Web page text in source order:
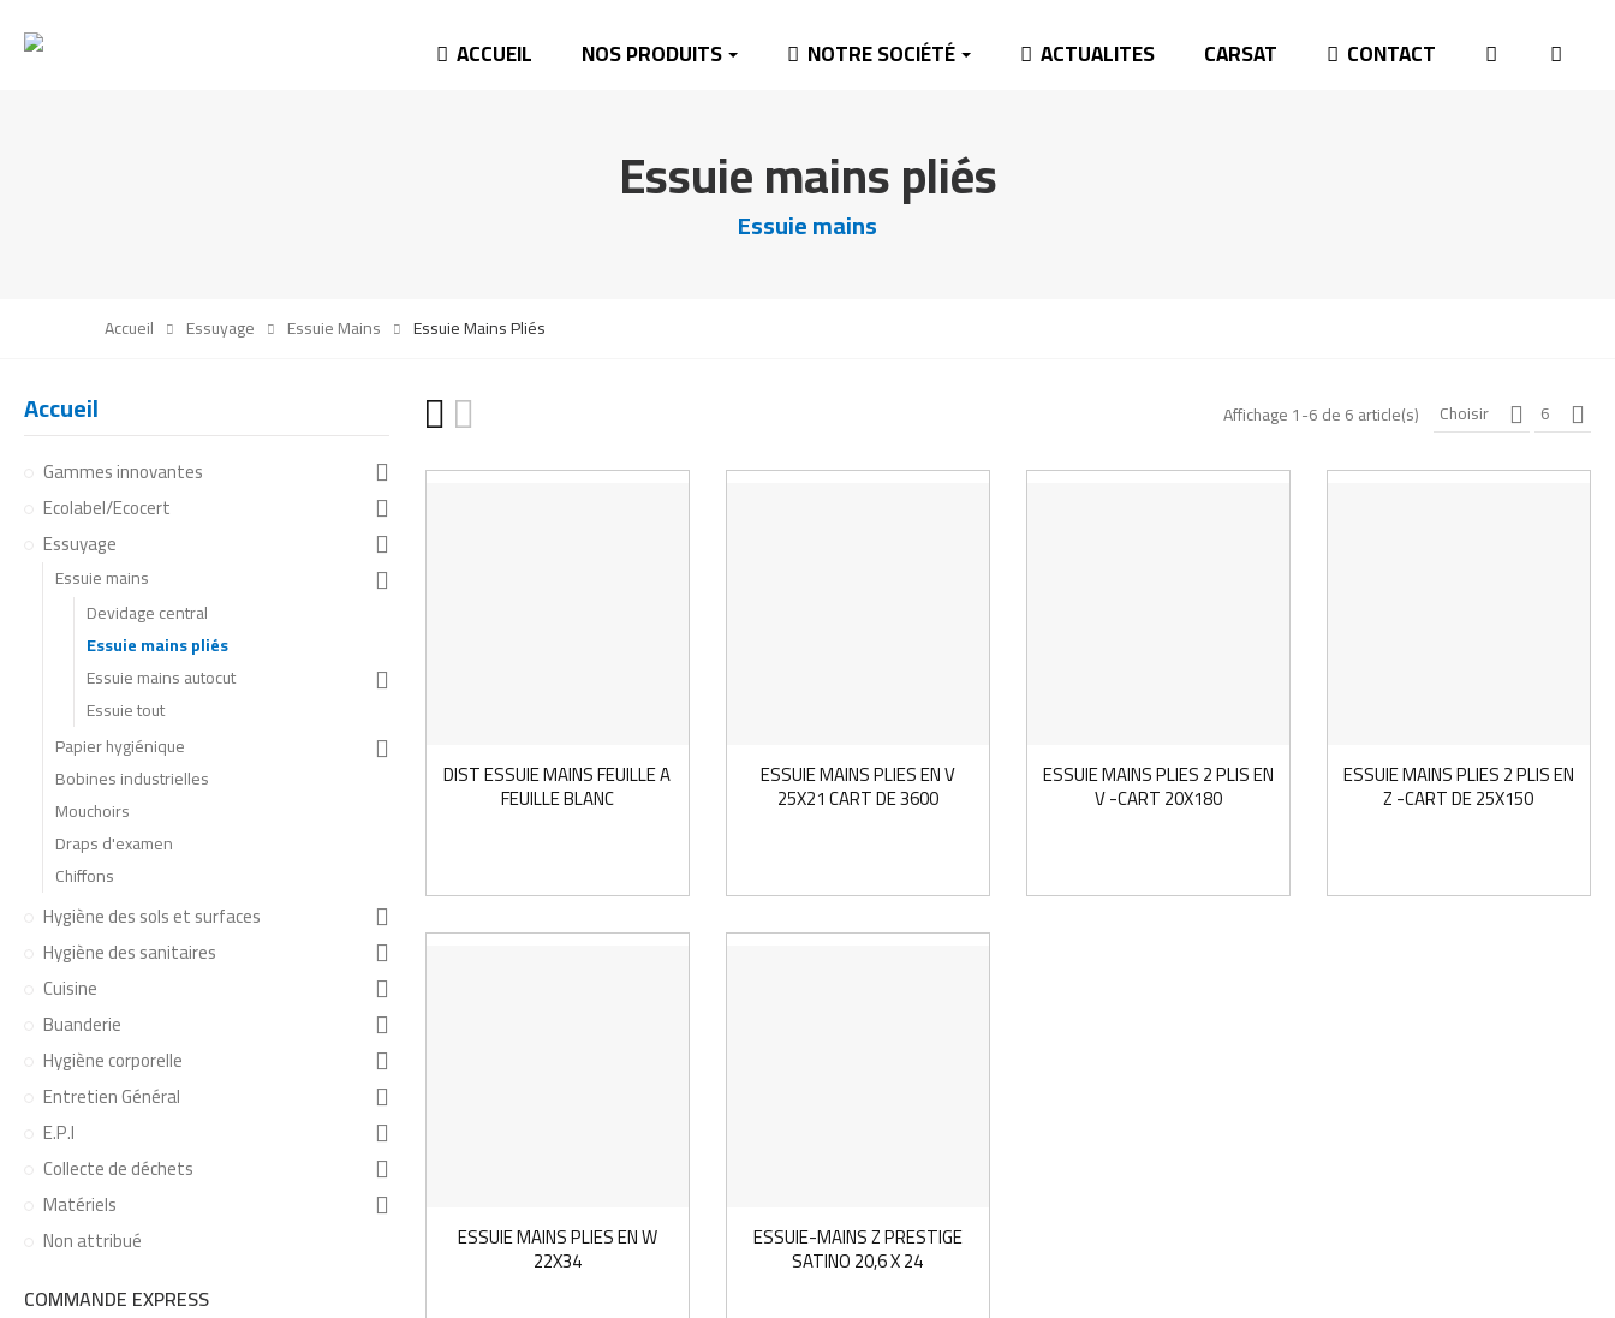
ACCUEIL NOS PRODUITS NOTRE SOCIÉTÉ ACTUALITES CARSAT CONTACT
Essuie mains pliés
Essuie mains
Accueil Essuyage Essuie Mains Essuie Mains Pliés
Choisir 6
Affichage 1-6 de 6 article(s)
DIST ESSUIE MAINS FEUILLE A
FEUILLE BLANC
ESSUIE MAINS PLIES EN V
25X21 CART DE 3600
ESSUIE MAINS PLIES 2 PLIS EN
V -CART 20X180
ESSUIE MAINS PLIES 2 PLIS EN
Z -CART DE 25X150
ESSUIE MAINS PLIES EN W
22X34
ESSUIE-MAINS Z PRESTIGE
SATINO 20,6 X 24
Accueil
Gammes innovantes
Ecolabel/Ecocert
Essuyage
Essuie mains
Devidage central
Essuie mains pliés
Essuie mains autocut
Essuie tout
Papier hygiénique
Bobines industrielles
Mouchoirs
Draps d'examen
Chiffons
Hygiène des sols et surfaces
Hygiène des sanitaires
Cuisine
Buanderie
Hygiène corporelle
Entretien Général
E.P.I
Collecte de déchets
Matériels
Non attribué
COMMANDE EXPRESS